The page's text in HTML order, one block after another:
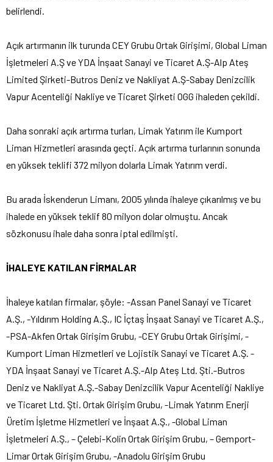
belirlendi.
Açık artırmanın ilk turunda CEY Grubu Ortak Girişimi, Global Liman
İşletmeleri A.Ş ve YDA İnşaat Sanayi ve Ticaret A.Ş-Alp Ateş
Limited Şirketi-Butros Deniz ve Nakliyat A.Ş-Sabay Denizcilik
Vapur Acenteliği Nakliye ve Ticaret Şirketi OGG ihaleden çekildi.
Daha sonraki açık artırma turları, Limak Yatırım ile Kumport
Liman Hizmetleri arasında geçti. Açık artırma turlarının sonunda
en yüksek teklifi 372 milyon dolarla Limak Yatırım verdi.
Bu arada İskenderun Limanı, 2005 yılında ihaleye çıkarılmış ve bu
ihalede en yüksek teklif 80 milyon dolar olmuştu. Ancak
sözkonusu ihale daha sonra iptal edilmişti.
İHALEYE KATILAN FİRMALAR
İhaleye katılan firmalar, şöyle: -Assan Panel Sanayi ve Ticaret
A.Ş., -Yıldırım Holding A.Ş., IC İçtaş İnşaat Sanayi ve Ticaret A.Ş.,
-PSA-Akfen Ortak Girişim Grubu, -CEY Grubu Ortak Girişimi, -
Kumport Liman Hizmetleri ve Lojistik Sanayi ve Ticaret A.Ş. -
YDA İnşaat Sanayi ve Ticaret A.Ş.-Alp Ateş Ltd. Şti.-Butros
Deniz ve Nakliyat A.Ş.-Sabay Denizcilik Vapur Acenteliği Nakliye
ve Ticaret Ltd. Şti. Ortak Girişim Grubu, -Limak Yatırım Enerji
Üretim İşletme Hizmetleri ve İnşaat A.Ş., -Global Liman
İşletmeleri A.Ş., – Çelebi-Kolin Ortak Girişim Grubu, – Gemport-
Limar Ortak Girişim Grubu, -Anadolu Girişim Grubu